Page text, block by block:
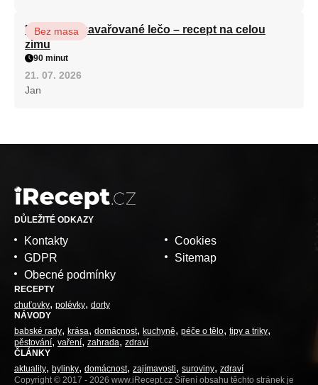
Babiččino zavařované lečo – recept na celou
zimu
Bez masa
90 minut
21. 07. 2026
Jan
DŮLEŽITÉ ODKAZY
Kontakty
GDPR
Obecné podmínky
Cookies
Sitemap
RECEPTY
chuťovky polévky dorty
NÁVODY
babské rady krása domácnost kuchyně péče o tělo tipy a triky
pěstování vaření zahrada
zdraví
ČLÁNKY
aktuality bylinky domácnost zajímavosti suroviny zdraví
Copyright © 2017 - 2026 www.iRecept.cz Šíření obsahu těchto stránek je